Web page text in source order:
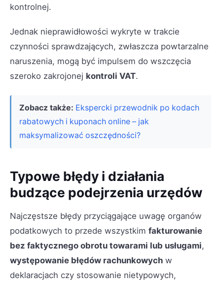
kontrolnej.
Jednak nieprawidłowości wykryte w trakcie
czynności sprawdzających, zwłaszcza powtarzalne
naruszenia, mogą być impulsem do wszczęcia
szeroko zakrojonej kontroli VAT.
Zobacz także: Ekspercki przewodnik po kodach
rabatowych i kuponach online – jak
maksymalizować oszczędności?
Typowe błędy i działania
budzące podejrzenia urzędów
Najczęstsze błędy przyciągające uwagę organów
podatkowych to przede wszystkim fakturowanie
bez faktycznego obrotu towarami lub usługami,
występowanie błędów rachunkowych w
deklaracjach czy stosowanie nietypowych,